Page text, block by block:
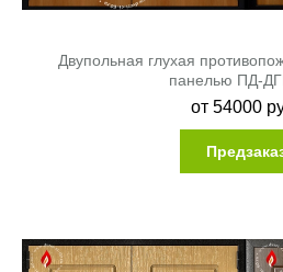
Двупольная глухая
панелью ПД-
от54000